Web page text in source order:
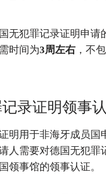
无犯罪记录证明申请
时间为3周左右 ，不
录证明领事
明用于非海牙成员国
人需要对德国无犯罪
领事馆的领事认证。